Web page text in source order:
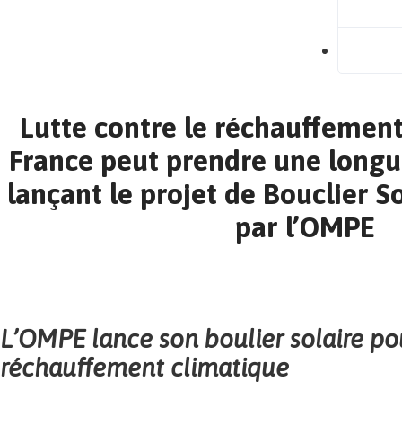
Lutte contre le
France peut prendre une
lançant le projet de Bouclier
par l’OMPE
L’OMPE lance son boulier solaire
réchauffement climatique